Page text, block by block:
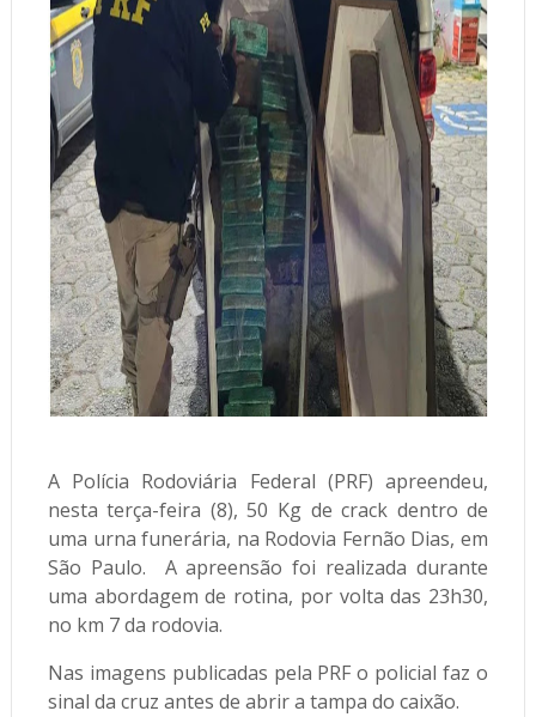
A Polícia Rodoviária Federal (PRF) apreendeu,
nesta terça-feira (8), 50 Kg de crack dentro de
uma urna funerária, na Rodovia Fernão Dias, em
São Paulo. A apreensão foi realizada durante
uma abordagem de rotina, por volta das 23h30,
no km 7 da rodovia.
Nas imagens publicadas pela PRF o policial faz o
sinal da cruz antes de abrir a tampa do caixão.